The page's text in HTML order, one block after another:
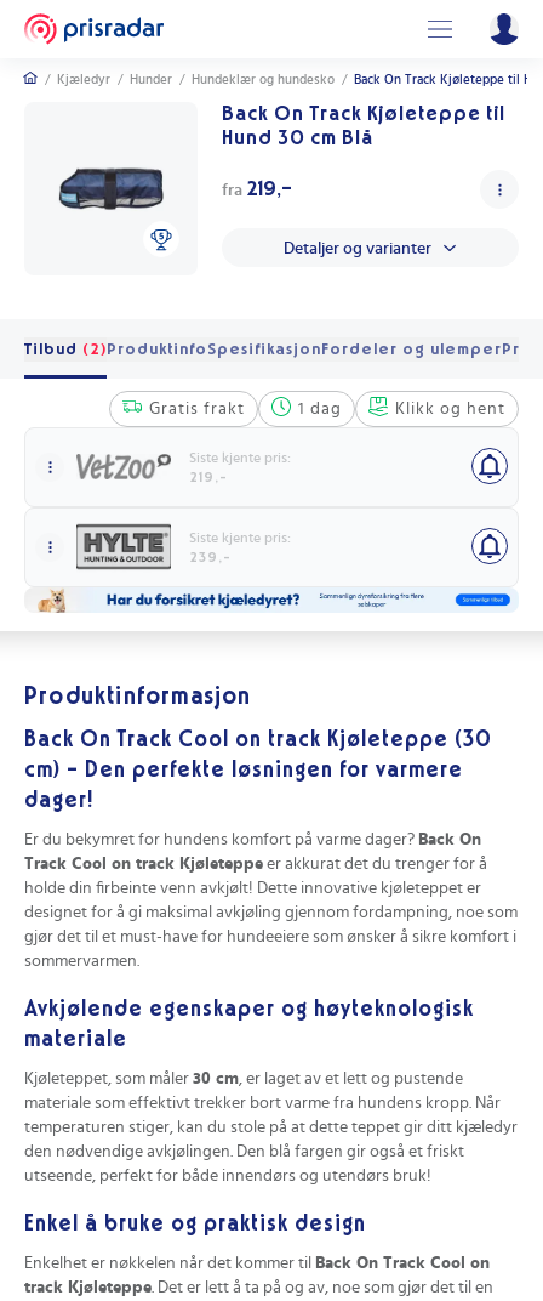
/ Kjæledyr / Hunder / Hundeklær og hundesko / Back On Track Kjøleteppe til
Back On Track Kjøleteppe til
Hund 30 cm Blå
fra 219,-
Detaljer og varianter
Tilbud (2)Produktinfo SpesifikasjonFordeler og ulemperPris
Gratis frakt 1 dag Klikk og hent
Siste kjente pris:
219,-
Siste kjente pris:
239,-
Produktinformasjon
Back On Track Cool on track Kjøleteppe (30
cm) – Den perfekte løsningen for varmere
dager!
Er du bekymret for hundens komfort på varme dager? Back On
Track Cool on track Kjøleteppe er akkurat det du trenger for å
holde din firbeinte venn avkjølt! Dette innovative kjøleteppet er
designet for å gi maksimal avkjøling gjennom fordampning, noe som
gjør det til et must-have for hundeeiere som ønsker å sikre komfort i
sommervarmen.
Avkjølende egenskaper og høyteknologisk
materiale
Kjøleteppet, som måler 30 cm , er laget av et lett og pustende
materiale som effektivt trekker bort varme fra hundens kropp. Når
temperaturen stiger, kan du stole på at dette teppet gir ditt kjæledyr
den nødvendige avkjølingen. Den blå fargen gir også et friskt
utseende, perfekt for både innendørs og utendørs bruk!
Enkel å bruke og praktisk design
Enkelhet er nøkkelen når det kommer til
Back On Track Cool on
track Kjøleteppe. Det er lett å ta på og av, noe som gjør det til en